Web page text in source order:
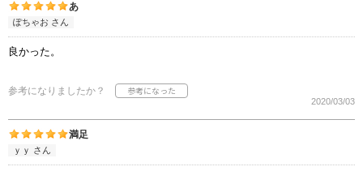
あ
ぽちゃお さん
良かった。
参考になりましたか？
2020/03/03
満足
ｙｙ さん